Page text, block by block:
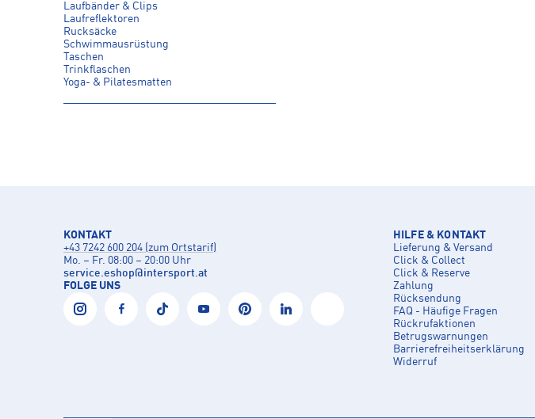
Laufbänder & Clips
Laufreflektoren
Rucksäcke
Schwimmausrüstung
Taschen
Trinkflaschen
Yoga- & Pilatesmatten
KONTAKT
+43 7242 600 204 (zum Ortstarif)
Mo. – Fr. 08:00 – 20:00 Uhr
service.eshop@intersport.at
FOLGE UNS
HILFE & KONTAKT
Lieferung & Versand
Click & Collect
Click & Reserve
Zahlung
Rücksendung
FAQ - Häufige Fragen
Rückrufaktionen
Betrugswarnungen
Barrierefreiheitserklärung
Widerruf